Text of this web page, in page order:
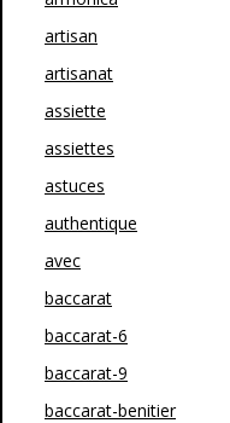
artisan
artisanat
assiette
assiettes
astuces
authentique
avec
baccarat
baccarat-6
baccarat-9
baccarat-benitier